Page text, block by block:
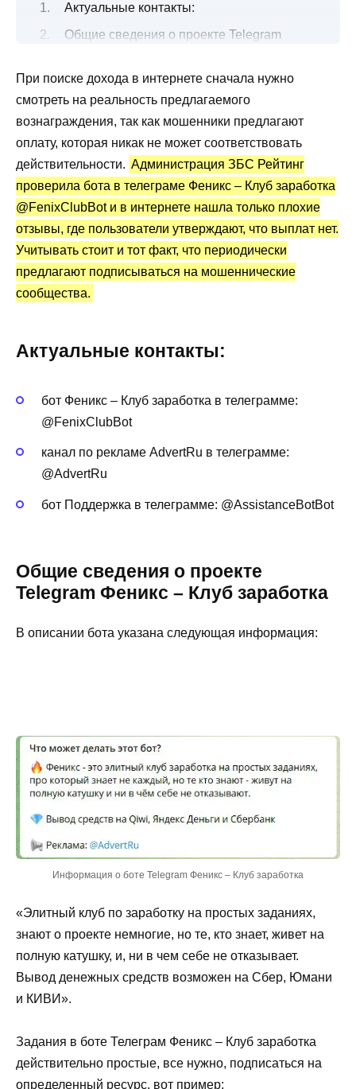
Актуальные контакты:
Общие сведения о проекте Telegram
Бот Telegram Феникс – Клуб заработка:
статистика и отзывы
Преимущества и недостатки
При поиске дохода в интернете сначала нужно
смотреть на реальность предлагаемого
вознаграждения, так как мошенники предлагают
оплату, которая никак не может соответствовать
действительности. Администрация ЗБС Рейтинг
проверила бота в телеграме Феникс – Клуб заработка
@FenixClubBot и в интернете нашла только плохие
отзывы, где пользователи утверждают, что выплат нет.
Учитывать стоит и тот факт, что периодически
предлагают подписываться на мошеннические
сообщества.
Актуальные контакты:
бот Феникс – Клуб заработка в телеграмме:
@FenixClubBot
канал по рекламе AdvertRu в телеграмме:
@AdvertRu
бот Поддержка в телеграмме: @AssistanceBotBot
Общие сведения о проекте
Telegram Феникс – Клуб заработка
В описании бота указана следующая информация:
Информация о боте Telegram Феникс – Клуб заработка
«Элитный клуб по заработку на простых заданиях,
знают о проекте немногие, но те, кто знает, живет на
полную катушку, и, ни в чем себе не отказывает.
Вывод денежных средств возможен на Сбер, Юмани
и КИВИ».
Задания в боте Телеграм Феникс – Клуб заработка
действительно простые, все нужно, подписаться на
определенный ресурс, вот пример: